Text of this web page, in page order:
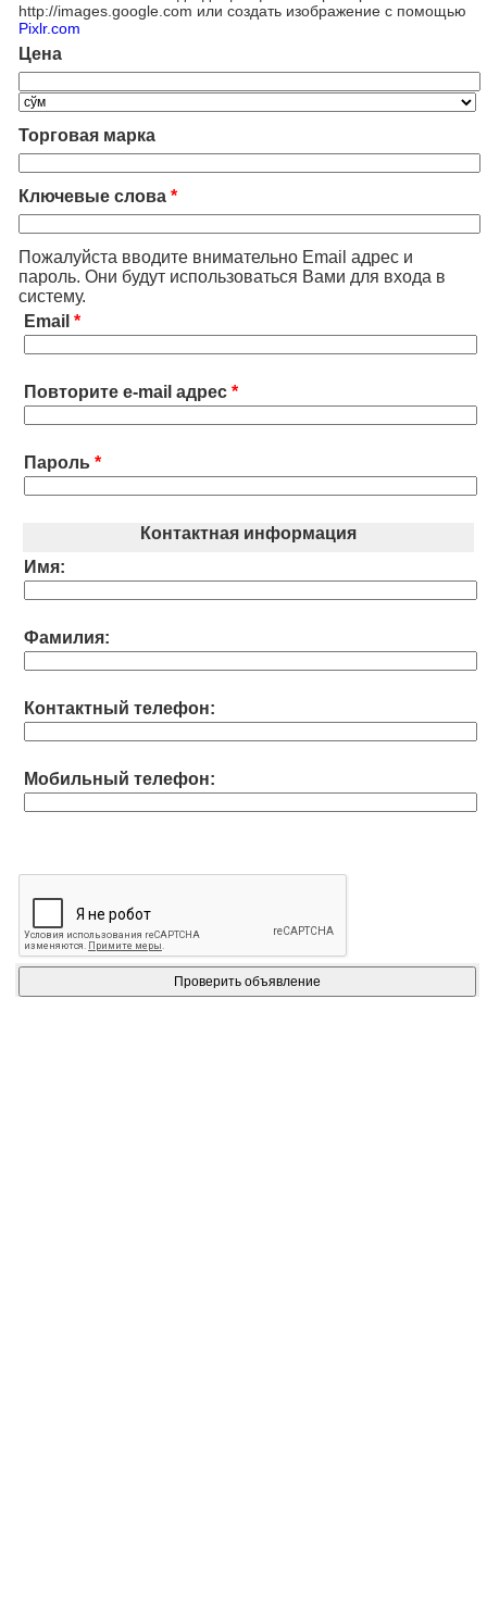
http://images.google.com или создать изображение с помощью
Pixlr.com
Цена
Торговая марка
Ключевые слова *
Пожалуйста вводите внимательно Email адрес и
пароль. Они будут использоваться Вами для входа в
систему.
Email *
Повторите e-mail адрес *
Пароль *
Контактная информация
Имя:
Фамилия:
Контактный телефон:
Мобильный телефон: